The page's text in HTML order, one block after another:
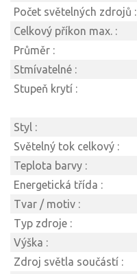
Počet světelných zdrojů :
Celkový příkon max. :
Průměr :
Stmívatelné :
Stupeň krytí :
Styl :
Světelný tok celkový :
Teplota barvy :
Energetická třída :
Tvar / motiv :
Typ zdroje :
Výška :
Zdroj světla součástí :